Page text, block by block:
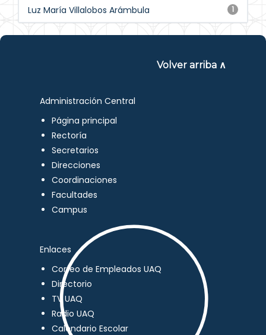
1
Luz María Villalobos Arámbula
Volver arriba ∧
Administración Central
Página principal
Rectoría
Secretarios
Direcciones
Coordinaciones
Facultades
Campus
Enlaces
Correo de Empleados UAQ
Directorio
TV UAQ
Radio UAQ
Calendario Escolar